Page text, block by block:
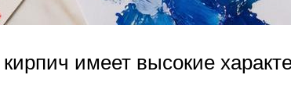
имеет высокие